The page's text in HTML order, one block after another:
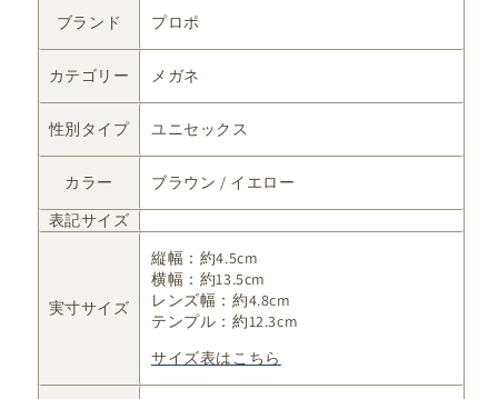
ブランド プロポ
カテゴリー メガネ
性別タイプ ユニセックス
カラー
ブラウン / イエロー
表記サイズ
実寸サイズ
縦幅：約4.5cm
横幅：約13.5cm
レンズ幅：約4.8cm
テンプル：約12.3cm
サイズ表はこちら